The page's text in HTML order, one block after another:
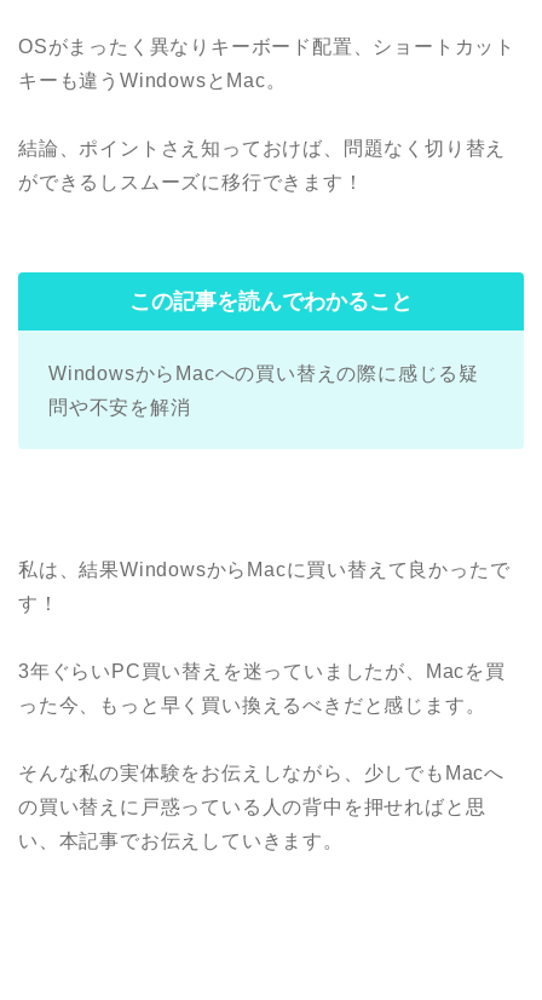
OSがまったく異なりキーボード配置、ショートカット
キーも違うWindowsとMac。
結論、ポイントさえ知っておけば、問題なく切り替え
ができるしスムーズに移行できます！
この記事を読んでわかること
WindowsからMacへの買い替えの際に感じる疑
問や不安を解消
私は、結果Windowsから Macに買い替えて良かったで
す！
3年ぐらいPC買い替えを迷っていましたが、Macを買
った今、もっと早く買い換えるべきだと感じます。
そんな私の実体験をお伝えしながら、少しでもMacへ
の買い替えに戸惑っている人の背中を押せればと思
い、本記事でお伝えしていきます。